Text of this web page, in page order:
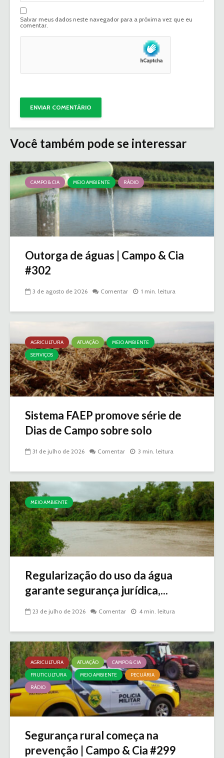
Salvar meus dados neste navegador para a próxima vez que eu
comentar.
Você também pode se interessar
CAMPO & CIA MEIO AMBIENTE RÁDIO
Outorga de águas | Campo & Cia
#302
3 de agosto de 2026 Comentar 1 min. leitura
AGRICULTURA ATUAÇÃO
MEIO AMBIENTE
SERVIÇOS
Sistema FAEP promove série de
Dias de Campo sobre solo
31 de julho de 2026 Comentar 3 min. leitura
MEIO AMBIENTE
Regularização do uso da água
garante segurança jurídica,...
23 de julho de 2026 Comentar 4 min. leitura
AGRICULTURA ATUAÇÃO
CAMPO & CIA
FRUTICULTURA
MEIO AMBIENTE
PECUÁRIA
RÁDIO
Segurança rural começa na
prevenção | Campo & Cia #299